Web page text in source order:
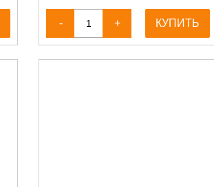
- + КУПИТЬ